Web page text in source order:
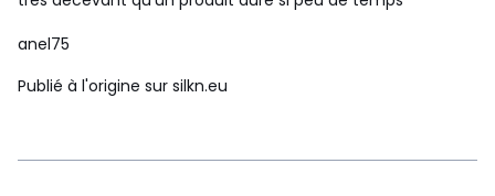
anel75
Publié à l'origine sur silkn.eu